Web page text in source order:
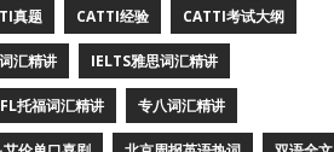
真题 CATTI经验 CATTI考试大纲
汇精讲 IELTS雅思词汇精讲
托福词汇精讲 专八词汇精讲